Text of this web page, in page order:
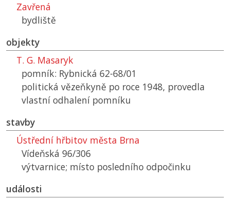
Zavřená
bydliště
objekty
T. G. Masaryk
pomník: Rybnická 62-68/01
politická vězeňkyně po roce 1948, provedla
vlastní odhalení pomníku
stavby
Ústřední hřbitov města Brna
Vídeňská 96/306
výtvarnice; místo posledního odpočinku
události